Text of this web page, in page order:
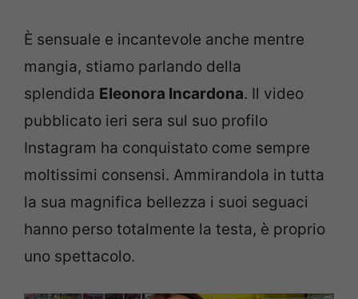
È sensuale e incantevole anche mentre
mangia, stiamo parlando della
splendida Eleonora Incardona. Il video
pubblicato ieri sera sul suo profilo
Instagram ha conquistato come sempre
moltissimi consensi. Ammirandola in tutta
la sua magnifica bellezza i suoi seguaci
hanno perso totalmente la testa, è proprio
uno spettacolo.